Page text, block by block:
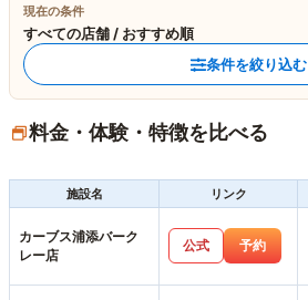
現在の条件
すべての店舗 / おすすめ順
条件を絞り込む
料金・体験・特徴を比べる
施設名
リンク
カーブス浦添バーク
レー店
公式 予約